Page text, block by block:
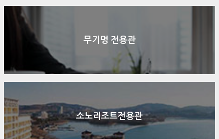
무기명 전용관
소노리조트전용관